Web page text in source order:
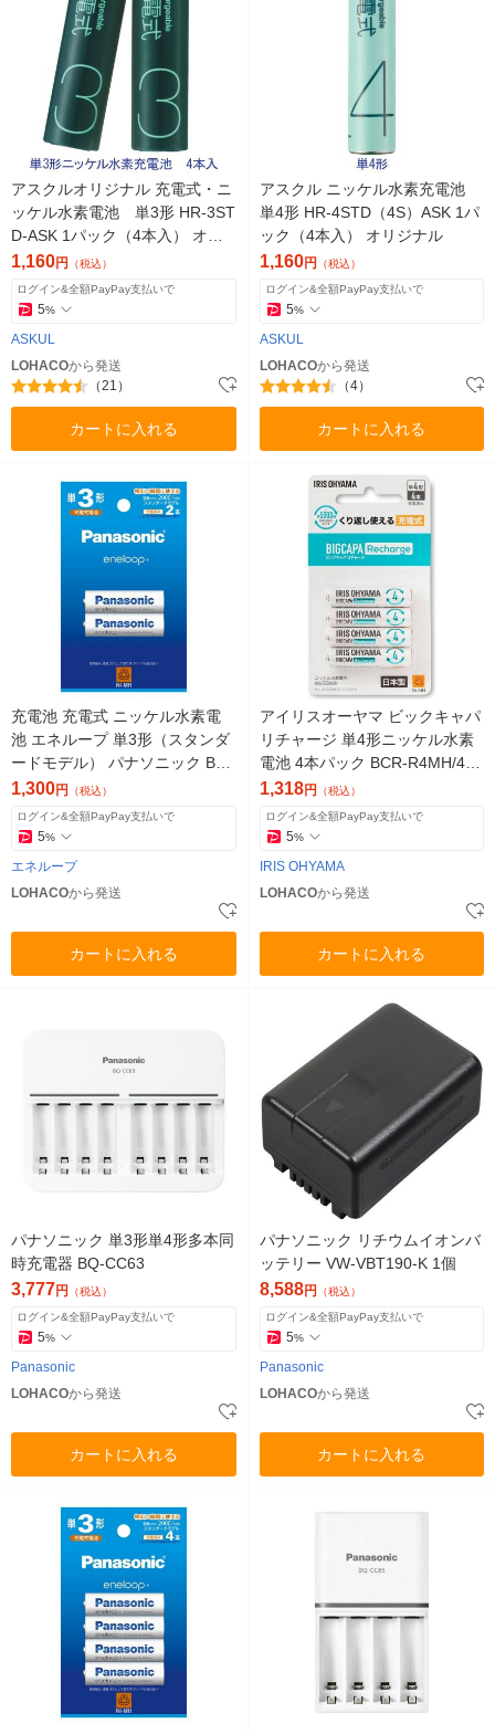
アスクルオリジナル 充電式・ニ
ッケル水素電池 単3形 HR-3ST
D-ASK 1パック（4本入） オリ
ジナル
1,160円 （税込）
ログイン&全額PayPay支払いで
5%
ASKUL
LOHACOから発送
（21）
カートに入れる
アスクル ニッケル水素充電池
単4形 HR-4STD（4S）ASK 1パ
ック（4本入） オリジナル
1,160円 （税込）
ログイン&全額PayPay支払いで
5%
ASKUL
LOHACOから発送
（4）
カートに入れる
充電池 充電式 ニッケル水素電
池 エネループ 単3形（スタンダ
ードモデル） パナソニック BK-
3MCD/2H 2本パック
1,300円 （税込）
ログイン&全額PayPay支払いで
5%
エネループ
LOHACOから発送
カートに入れる
アイリスオーヤマ ビックキャパ
リチャージ 単4形ニッケル水素
電池 4本パック BCR-R4MH/4B
1パック
1,318円 （税込）
ログイン&全額PayPay支払いで
5%
IRIS OHYAMA
LOHACOから発送
カートに入れる
パナソニック 単3形単4形多本同
時充電器 BQ-CC63
3,777円 （税込）
ログイン&全額PayPay支払いで
5%
Panasonic
LOHACOから発送
カートに入れる
パナソニック リチウムイオンバ
ッテリー VW-VBT190-K 1個
8,588円 （税込）
ログイン&全額PayPay支払いで
5%
Panasonic
LOHACOから発送
カートに入れる